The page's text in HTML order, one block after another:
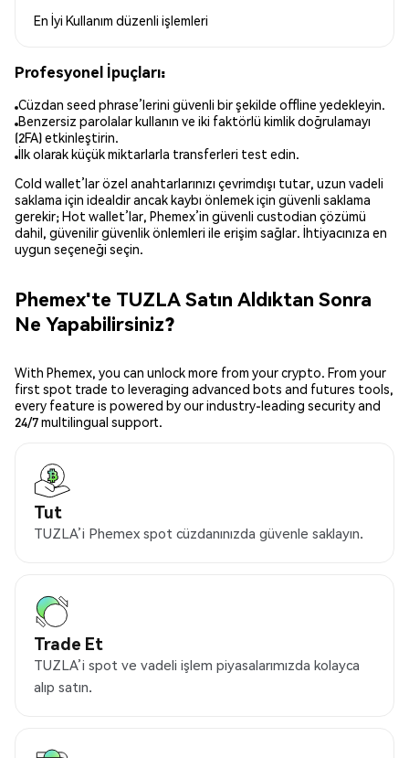
En İyi Kullanım düzenli işlemleri
Profesyonel İpuçları:
Cüzdan seed phrase’lerini güvenli bir şekilde offline yedekleyin.
Benzersiz parolalar kullanın ve iki faktörlü kimlik doğrulamayı
(2FA) etkinleştirin.
İlk olarak küçük miktarlarla transferleri test edin.
Cold wallet’lar özel anahtarlarınızı çevrimdışı tutar, uzun vadeli
saklama için idealdir ancak kaybı önlemek için güvenli saklama
gerekir; Hot wallet’lar, Phemex’in güvenli custodian çözümü
dahil, güvenilir güvenlik önlemleri ile erişim sağlar. İhtiyacınıza en
uygun seçeneği seçin.
Phemex'te TUZLA Satın Aldıktan Sonra
Ne Yapabilirsiniz?
With Phemex, you can unlock more from your crypto. From your
first spot trade to leveraging advanced bots and futures tools,
every feature is powered by our industry-leading security and
24/7 multilingual support.
Tut
TUZLA’i Phemex spot cüzdanınızda güvenle saklayın.
Trade Et
TUZLA’i spot ve vadeli işlem piyasalarımızda kolayca
alıp satın.